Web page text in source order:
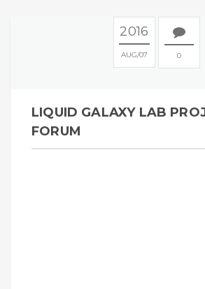
2016
AUG 07 0
LIQUID GALAXY LAB
FORUM